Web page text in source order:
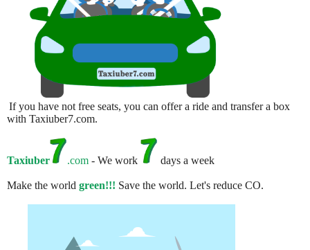
If you have not free seats, you can offer a ride and transfer a box
with Taxiuber7.com.
Taxiuber .com - We work days a week
Make the world green!!! Save the world. Let's reduce CO.